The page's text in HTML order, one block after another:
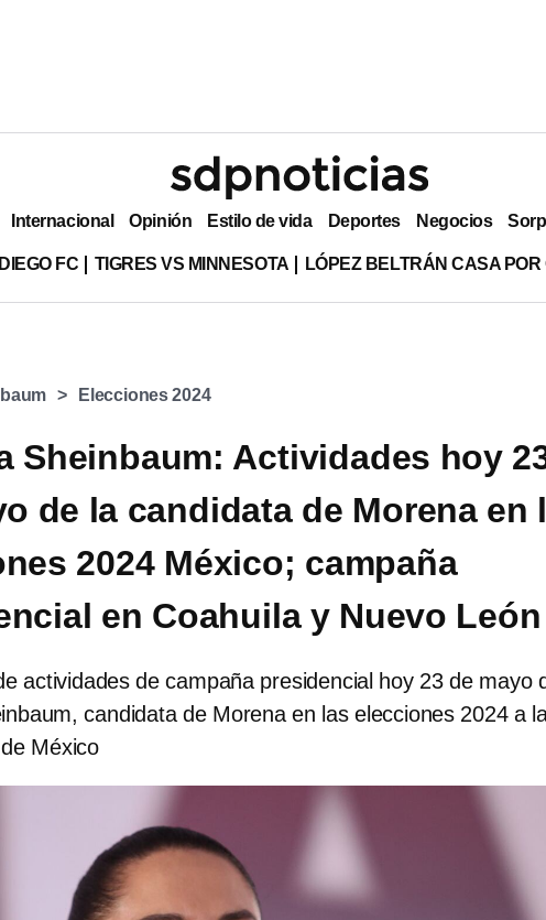
Internacional Opinión Estilo de vida Deportes Negocios
FC TIGRES VS MINNESOTA LÓPEZ BELTRÁN CASA
Elecciones 2024
Sheinbaum: Actividades hoy
de la candidata de Morena en
2024 México; campaña
en Coahuila y Nuevo León
actividades de campaña presidencial hoy 23 de mayo
candidata de Morena en las elecciones 2024 a
México